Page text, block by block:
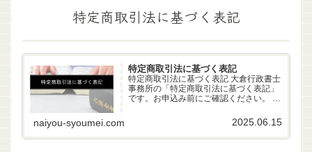
特定商取引法に基づく表記
特定商取引法に基づく表記
特定商取引法に基づく表記 大倉行政書士
事務所の「特定商取引法に基づく表記」
です。お申込み前にご確認ください。 事
書士 大倉雄偉（第22261170号） 所在地
〒630-83-0252 奈良県生駒市山...
naiyou-syoumei.com 2025.06.15